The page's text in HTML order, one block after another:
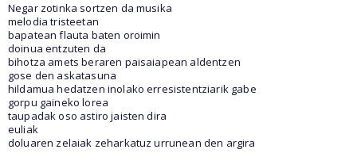
Negar zotinka sortzen da musika
melodia tristeetan
bapatean flauta baten oroimin
doinua entzuten da
bihotza amets beraren paisaiapean aldentzen
gose den askatasuna
hildamua hedatzen inolako erresistentziarik gabe
gorpu gaineko lorea
taupadak oso astiro jaisten dira
euliak
doluaren zelaiak zeharkatuz urrunean den argira